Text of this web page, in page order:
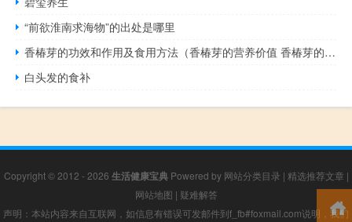
“前欲淮南求海物”的出处是哪里
香椿芽的功效和作用及食用方法（香椿芽的营养价值 香椿芽的作用和功效有哪些）
白头发的食补
Copyright © 2012 - 2026 生活健康宝典Powered by 网站分类目录 | 精选推荐文章 |
网站地图 | 疑难解答
声明：本站内容来自互联网，如信息有错误可发邮件到f_fb#foxmail.com说明，我们